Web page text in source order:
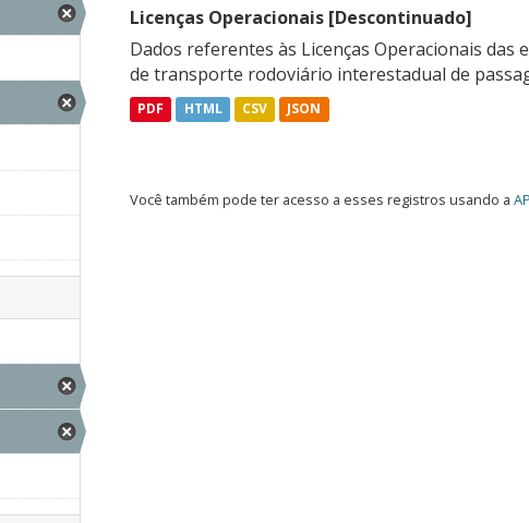
Licenças Operacionais [Descontinuado]
Dados referentes às Licenças Operacionais
de transporte rodoviário interestadual de
PDF HTML CSV JSON
Você também pode ter acesso a esses registros usando a